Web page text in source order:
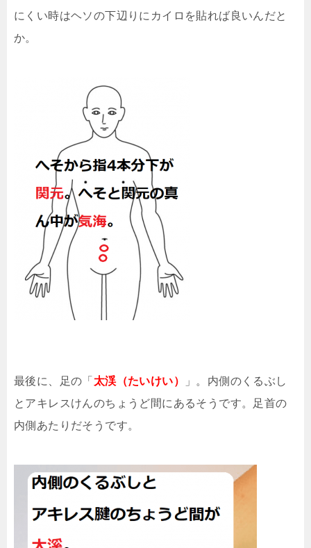
にくい時はヘソの下辺りにカイロを貼れば良いんだと
か。
最後に、足の「 太渓（たいけい）
」。内側のくるぶし
とアキレスけんのちょうど間にあるそうです。足首の
内側あたりだそうです。